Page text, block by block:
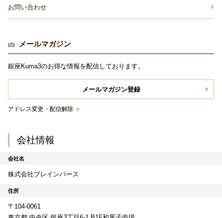
お問い合わせ
メールマガジン
銀座Kuma3のお得な情報を配信しております。
メールマガジン登録
アドレス変更・配信解除
会社情報
会社名
株式会社ブレインバース
住所
〒104-0061